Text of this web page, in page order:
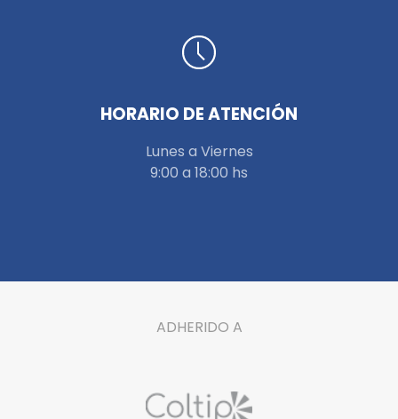
HORARIO DE ATENCIÓN
Lunes a Viernes
9:00 a 18:00 hs
ADHERIDO A